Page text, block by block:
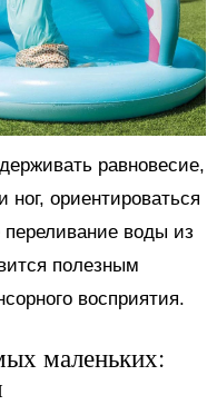
равновесие,
ног, ориентироваться
воды из
полезным
восприятия.
маленьких: